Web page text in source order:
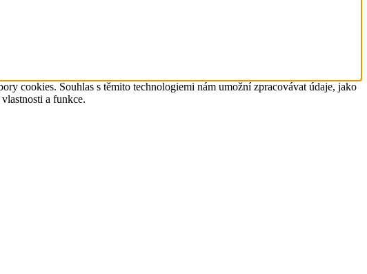
cookies. Souhlas s těmito technologiemi nám umožní zpracovávat údaje, jako
a funkce.